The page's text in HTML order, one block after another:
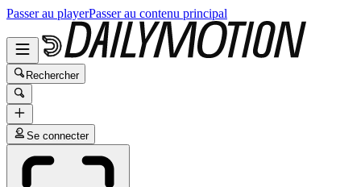
Passer au playerPasser au contenu principal
Rechercher
Se connecter